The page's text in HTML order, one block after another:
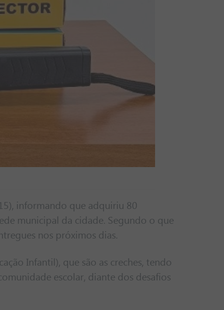
informando que adquiriu 80
municipal da cidade. Segundo o que
nos próximos dias.
Infantil), que são as creches, tendo
escolar, diante dos desafios